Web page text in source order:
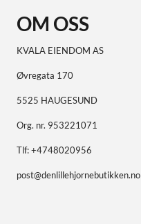
OM OSS
KVALA EIENDOM AS
Øvregata 170
5525 HAUGESUND
Org. nr. 953221071
Tlf:+4748020956
post@denlillehjornebutikken.no